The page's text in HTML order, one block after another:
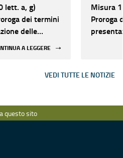
lett. a, g)
dei termini
delle
A LEGGERE
Misura
Proroga
VEDI TUTTE LE NOTIZIE
questo sito